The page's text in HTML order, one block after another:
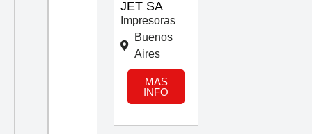
JET SA
Impresoras
Buenos
Aires
MAS
INFO